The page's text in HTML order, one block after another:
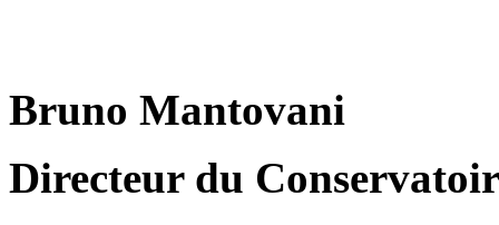
Bruno Mantovani
Directeur du